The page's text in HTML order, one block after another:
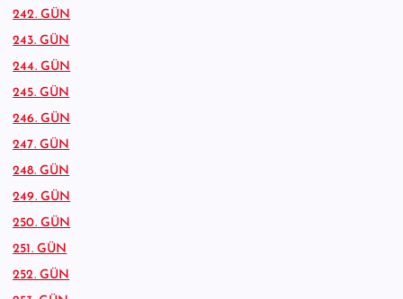
242. GÜN
243. GÜN
244. GÜN
245. GÜN
246. GÜN
247. GÜN
248. GÜN
249. GÜN
250. GÜN
251. GÜN
252. GÜN